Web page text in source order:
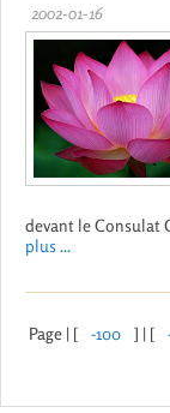
2002-01-16
devant le Consulat
plus ...
Page | [ -100 ] | [